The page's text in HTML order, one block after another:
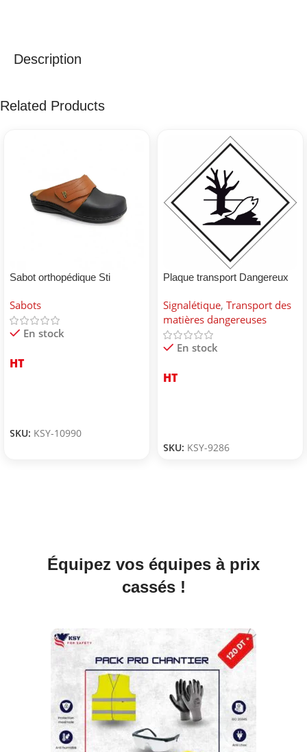
Description
Related Products
Sabot orthopédique Sti
Sabots
En stock
HT
SKU: KSY-10990
Plaque transport Dangereux
Signalétique, Transport des
matières dangereuses
En stock
HT
SKU: KSY-9286
Équipez vos équipes à prix
cassés !